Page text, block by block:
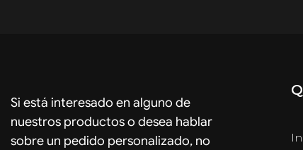
Si está interesado en alguno de
nuestros productos o desea hablar
sobre un pedido personalizado, no